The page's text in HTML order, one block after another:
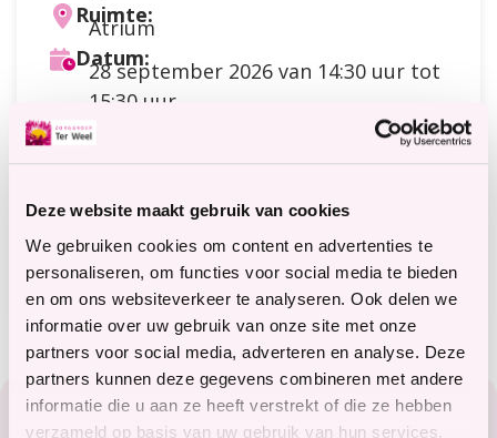
Deze website maakt gebruik van cookies
We gebruiken cookies om content en advertenties te
personaliseren, om functies voor social media te bieden
en om ons websiteverkeer te analyseren. Ook delen we
informatie over uw gebruik van onze site met onze
partners voor social media, adverteren en analyse. Deze
partners kunnen deze gegevens combineren met andere
informatie die u aan ze heeft verstrekt of die ze hebben
verzameld op basis van uw gebruik van hun services.
Ruimte:
Atrium
Datum:
28 september 2026van 14:30 uur tot
15:30 uur
Doelgroep:
Cliënten
Kosten:
informatie
over
de
kosten
Gratis toegang
Meer informatie?
terweelactief@terweel.nl
Footer